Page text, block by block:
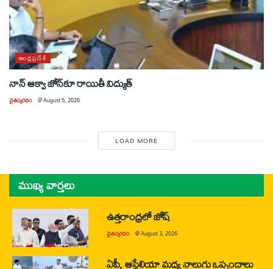
ఆంధ్రప్రదేశ్
నాన్ ఆక్వా జోన్‌కూ రాయితీ విద్యుత్
చైతన్యరధం @August 5, 2026
LOAD MORE
ముఖ్య వార్తలు
ఉత్తరాంధ్రలో జోష్
చైతన్యరధం @August 3, 2026
ఏపీ, ఆస్ట్రేలియా మధ్య నాలుగు ఒప్పందాలు